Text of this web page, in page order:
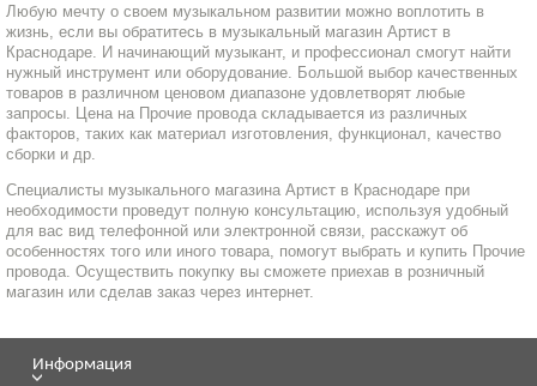
Любую мечту о своем музыкальном развитии можно воплотить в
жизнь, если вы обратитесь в музыкальный магазин Артист в
Краснодаре. И начинающий музыкант, и профессионал смогут найти
нужный инструмент или оборудование. Большой выбор качественных
товаров в различном ценовом диапазоне удовлетворят любые
запросы. Цена на Прочие провода складывается из различных
факторов, таких как материал изготовления, функционал, качество
сборки и др.
Специалисты музыкального магазина Артист в Краснодаре при
необходимости проведут полную консультацию, используя удобный
для вас вид телефонной или электронной связи, расскажут об
особенностях того или иного товара, помогут выбрать и купить Прочие
провода. Осуществить покупку вы сможете приехав в розничный
магазин или сделав заказ через интернет.
Информация